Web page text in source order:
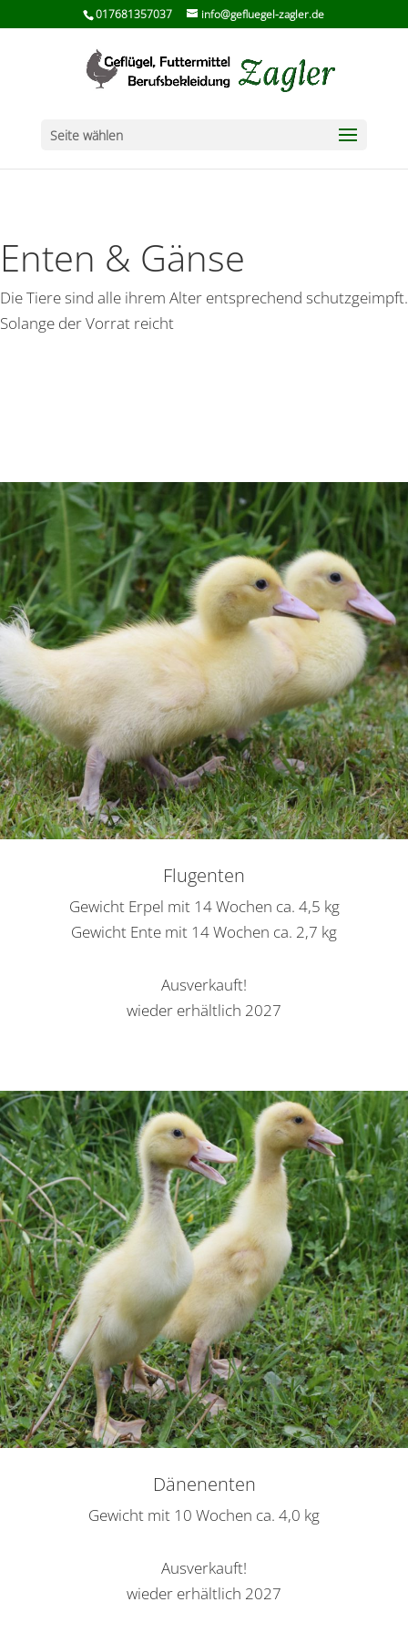
017681357037 info@gefluegel-zagler.de
Seite wählen
Enten & Gänse
Die Tiere sind alle ihrem Alter entsprechend schutzgeimpft.
Solange der Vorrat reicht
Flugenten
Gewicht Erpel mit 14 Wochen ca. 4,5 kg
Gewicht Ente mit 14 Wochen ca. 2,7 kg
Ausverkauft!
wieder erhältlich 2027
Dänenenten
Gewicht mit 10 Wochen ca. 4,0 kg
Ausverkauft!
wieder erhältlich 2027